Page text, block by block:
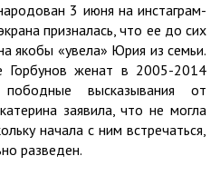
3 июня на инстаграм-
призналась, что ее до сих
якобы «увела» Юрия из семьи.
женат в 2005-2014
высказывания от
заявила, что не могла
начала с ним встречаться,
разведен.